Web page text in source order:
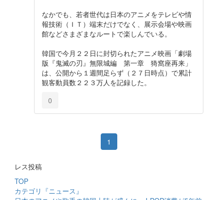
なかでも、若者世代は日本のアニメをテレビや情
報技術（ＩＴ）端末だけでなく、展示会場や映画
館などさまざまなルートで楽しんでいる。
韓国で今月２２日に封切られたアニメ映画「劇場
版『鬼滅の刃』無限城編 第一章 猗窩座再来」
は、公開から１週間足らず（２７日時点）で累計
観客動員数２２３万人を記録した。
0
1
レス投稿
TOP
カテゴリ『ニュース』